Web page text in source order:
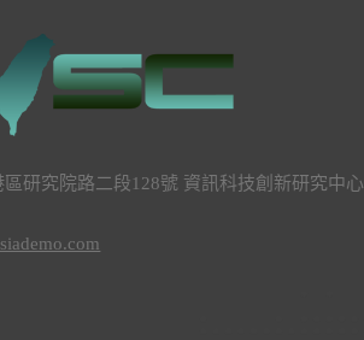
研究院路二段128號 資訊科技創新研究中心